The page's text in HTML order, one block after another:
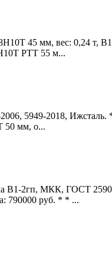
45 мм, вес: 0,24 т,
РТТ 55 м...
5949-2018, Ижсталь.
50 мм, о...
В1-2гп, МКК, ГОСТ
790000 руб. * * ...